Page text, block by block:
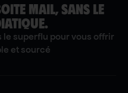
MAIL, SANS LE
le superflu pour vous offrir
et sourcé